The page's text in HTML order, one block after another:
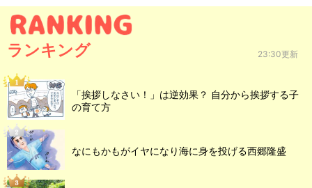
ランキング 23:30更新
「挨拶しなさい！」は逆効果？ 自分から挨拶する子
の育て方
なにもかもがイヤになり海に身を投げる西郷隆盛